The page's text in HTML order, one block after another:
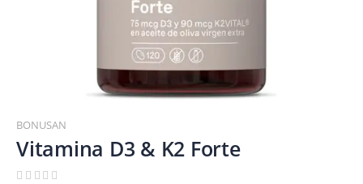
al
comienzo
de
la
BONUSAN
Vitamina D3 & K2 Forte